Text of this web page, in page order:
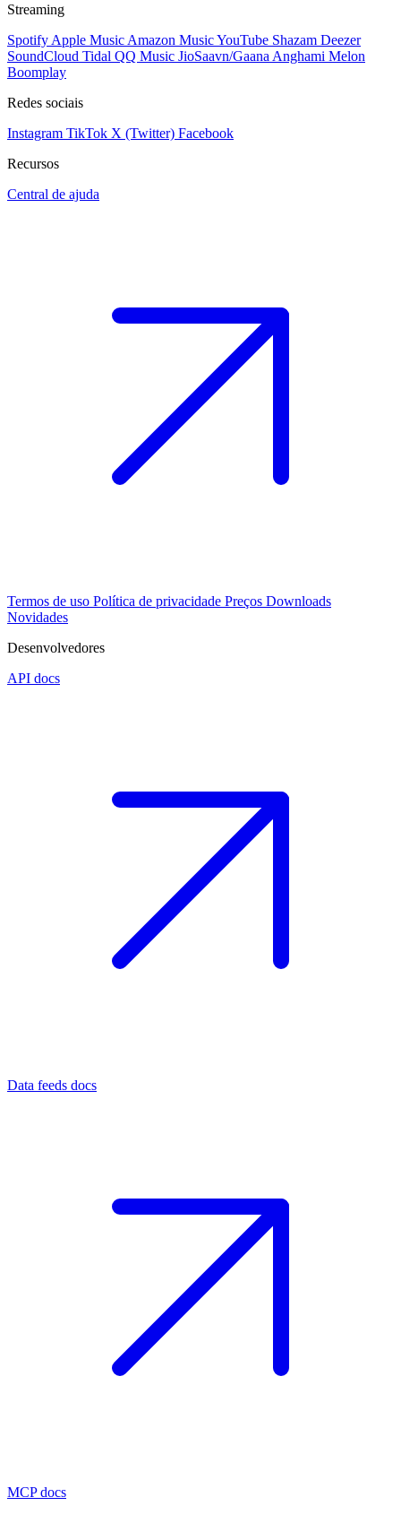
Streaming
Spotify Apple Music Amazon MusicYouTube Shazam Deezer
SoundCloud Tidal QQ Music JioSaavn/Gaana Anghami Melon
Boomplay
Redes sociais
Instagram TikTok X (Twitter) Facebook
Recursos
Central de ajuda
Termos de uso Política de privacidade Preços Downloads
Novidades
Desenvolvedores
API docs
Data feeds docs
MCP docs